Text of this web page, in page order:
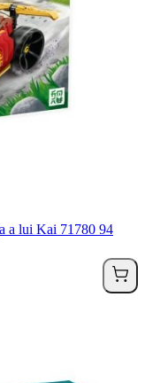
a lui Kai 71780 94